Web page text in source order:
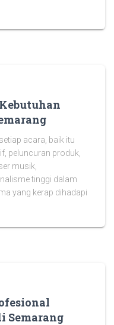
acara, baik itu
peluncuran produk,
musik,
tinggi dalam
yang kerap dihadapi
Semarang